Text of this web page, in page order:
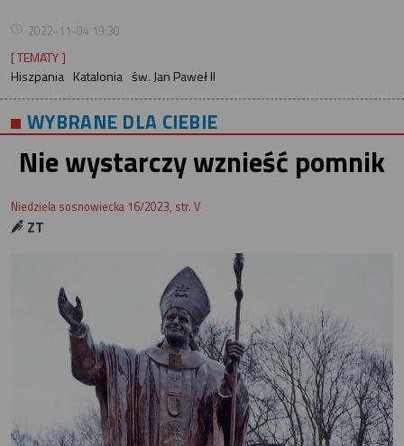
2022-11-04 19:30
[ TEMATY ]
Hiszpania Katalonia św. Jan Paweł II
WYBRANE DLA CIEBIE
Nie wystarczy wznieść pomnik
Niedziela sosnowiecka 16/2023, str. V
ZT